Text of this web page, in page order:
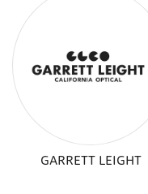
GARRETT LEIGHT